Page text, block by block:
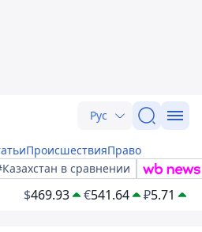
Рус
ПроисшествияПраво
в сравнении
$469.93 €541.64 ₽5.71